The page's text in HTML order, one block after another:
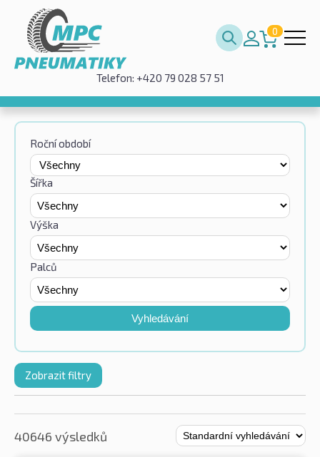
0
Telefon: +420 79 028 57 51
Roční období
Šířka
Výška
Palců
Vyhledávání
Zobrazit filtry
40646 výsledků